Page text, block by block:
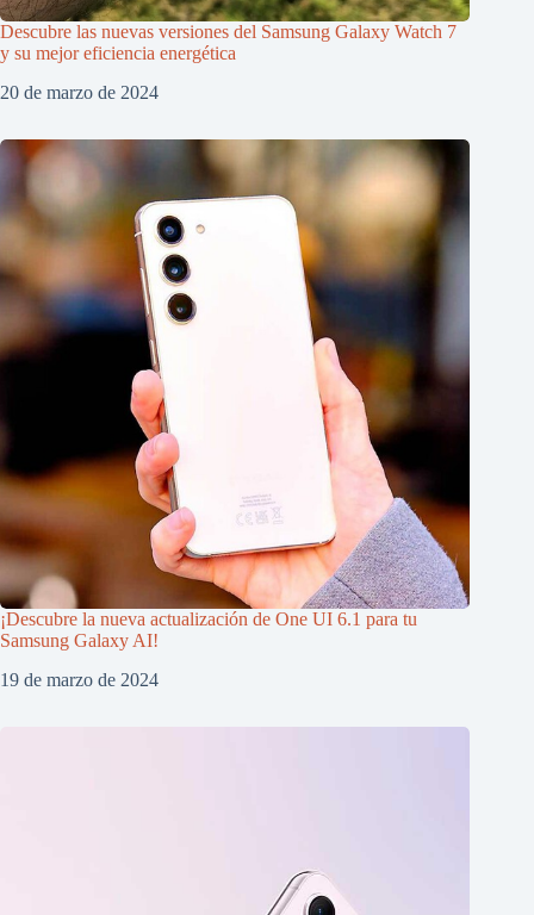
Descubre las nuevas versiones del Samsung Galaxy Watch 7
y su mejor eficiencia energética
20 de marzo de 2024
¡Descubre la nueva actualización de One UI 6.1 para tu
Samsung Galaxy AI!
19 de marzo de 2024